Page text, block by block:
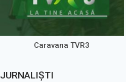
Caravana TVR3
JURNALIȘTI